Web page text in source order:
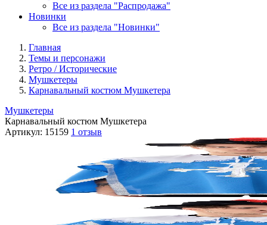
Все из раздела "Распродажа"
Новинки
Все из раздела "Новинки"
Главная
Темы и персонажи
Ретро / Исторические
Мушкетеры
Карнавальный костюм Мушкетера
Мушкетеры
Карнавальный костюм Мушкетера
Артикул: 15159 1 отзыв